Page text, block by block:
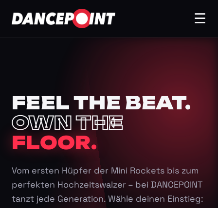
☰
FEEL THE BEAT.
OWN THE
FLOOR.
Vom ersten Hüpfer der Mini Rockets bis zum
perfekten Hochzeitswalzer – bei DANCEPOINT
tanzt jede Generation. Wähle deinen Einstieg: